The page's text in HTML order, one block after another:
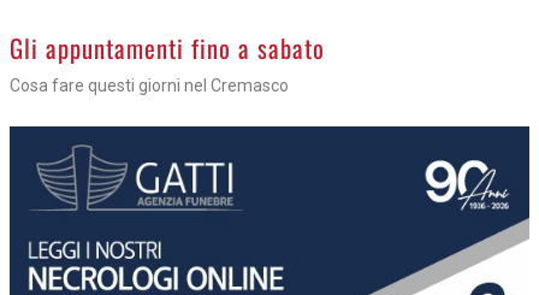
Gli appuntamenti fino a sabato
Cosa fare questi giorni nel Cremasco